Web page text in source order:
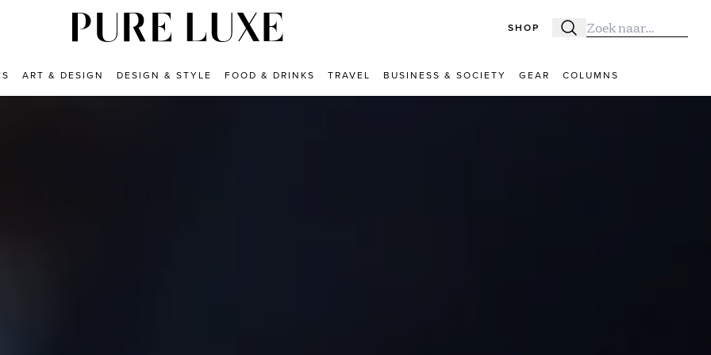
SHOP Zoeken
Zoek naar:
ART & DESIGN DESIGN & STYLE FOOD & DRINKS TRAVEL BUSINESS & SOCIETY GEAR COLUMNS